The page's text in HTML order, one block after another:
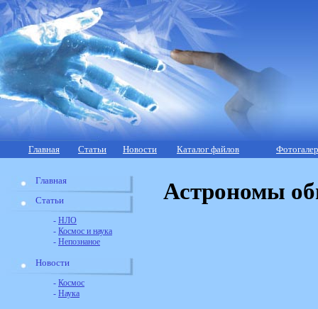
Главная Статьи Новости Каталог файлов
Главная
Статьи
- НЛО
- Космос и наука
- Непознаное
Новости
- Космос
- Наука
Астрономы